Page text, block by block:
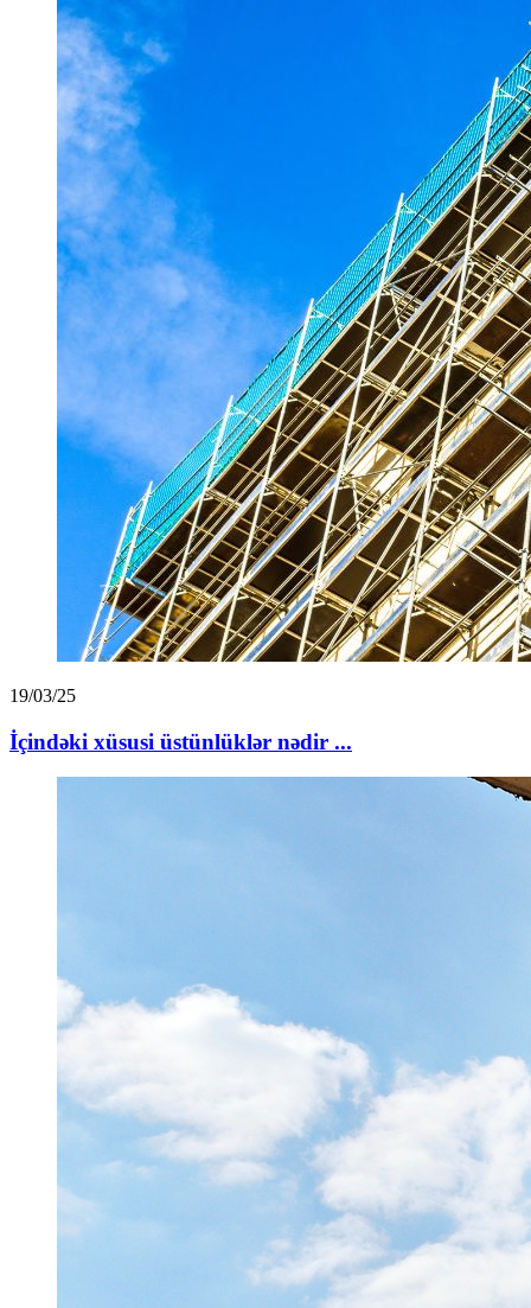
19/03/25
İçindəki xüsusi üstünlüklər nədir ...